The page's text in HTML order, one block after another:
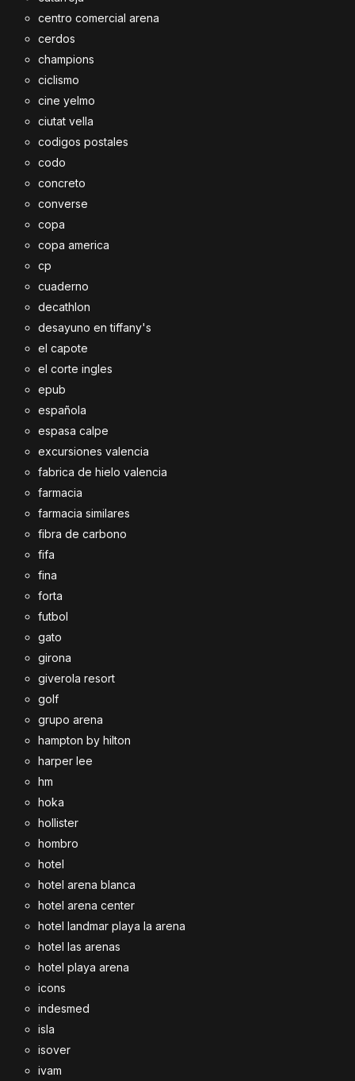
centro comercial arena
cerdos
champions
ciclismo
cine yelmo
ciutat vella
codigos postales
codo
concreto
converse
copa
copa america
cp
cuaderno
decathlon
desayuno en tiffany's
el capote
el corte ingles
epub
española
espasa calpe
excursiones valencia
fabrica de hielo valencia
farmacia
farmacia similares
fibra de carbono
fifa
fina
forta
futbol
gato
girona
giverola resort
golf
grupo arena
hampton by hilton
harper lee
hm
hoka
hollister
hombro
hotel
hotel arena blanca
hotel arena center
hotel landmar playa la arena
hotel las arenas
hotel playa arena
icons
indesmed
isla
isover
ivam